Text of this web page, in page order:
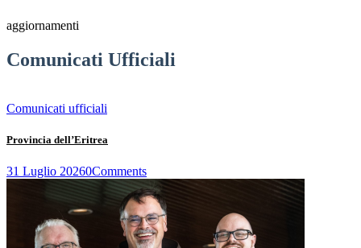
aggiornamenti
Comunicati Ufficiali
Comunicati ufficiali
Provincia dell’Eritrea
31 Luglio 20260Comments